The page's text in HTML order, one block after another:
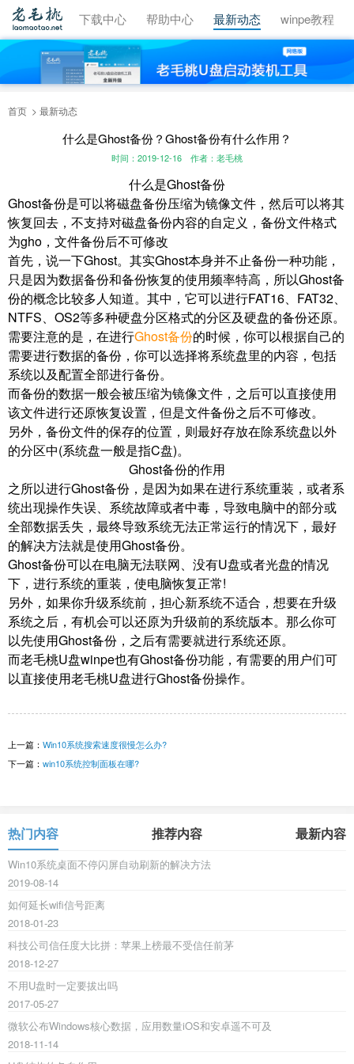
视频教程 下载中心 帮助中心 最新动态 winpe教程
首页 最新动态
什么是Ghost备份？Ghost备份有什么作用？
时间：2019-12-16 作者：老毛桃
什么是Ghost备份
Ghost备份是可以将磁盘备份压缩为镜像文件，然后可以将其
恢复回去，不支持对磁盘备份内容的自定义，备份文件格式
为gho，文件备份后不可修改
首先，说一下Ghost。其实Ghost本身并不止备份一种功能，
只是因为数据备份和备份恢复的使用频率特高，所以Ghost备
份的概念比较多人知道。其中，它可以进行FAT16、FAT32、
NTFS、OS2等多种硬盘分区格式的分区及硬盘的备份还原。
需要注意的是，在进行Ghost备份的时候，你可以根据自己的
需要进行数据的备份，你可以选择将系统盘里的内容，包括
系统以及配置全部进行备份。
而备份的数据一般会被压缩为镜像文件，之后可以直接使用
该文件进行还原恢复设置，但是文件备份之后不可修改。
另外，备份文件的保存的位置，则最好存放在除系统盘以外
的分区中(系统盘一般是指C盘)。
Ghost备份的作用
之所以进行Ghost备份，是因为如果在进行系统重装，或者系
统出现操作失误、系统故障或者中毒，导致电脑中的部分或
全部数据丢失，最终导致系统无法正常运行的情况下，最好
的解决方法就是使用Ghost备份。
Ghost备份可以在电脑无法联网、没有U盘或者光盘的情况
下，进行系统的重装，使电脑恢复正常!
另外，如果你升级系统前，担心新系统不适合，想要在升级
系统之后，有机会可以还原为升级前的系统版本。那么你可
以先使用Ghost备份，之后有需要就进行系统还原。
而老毛桃U盘winpe也有Ghost备份功能，有需要的用户们可
以直接使用老毛桃U盘进行Ghost备份操作。
上一篇： Win10系统搜索速度很慢怎么办?
下一篇： win10系统控制面板在哪?
热门内容 推荐内容 最新内容
Win10系统桌面不停闪屏自动刷新的解决方法
2019-08-14
如何延长wifi信号距离
2018-01-23
科技公司信任度大比拼：苹果上榜最不受信任前茅
2018-12-27
不用U盘时一定要拔出吗
2017-05-27
微软公布Windows核心数据，应用数量iOS和安卓遥不可及
2018-11-14